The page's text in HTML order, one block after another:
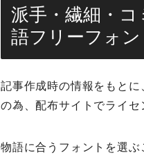
派手・繊細・
語フリーフォン
記事作成時の情報をもと
の為、配布サイトでライセ
物語に合うフォントを選ぶ